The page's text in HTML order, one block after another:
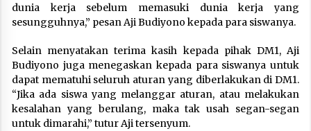
dunia kerja sebelum memasuki dunia kerja yang
sesungguhnya,” pesan Aji Budiyono kepada para siswanya.
Selain menyatakan terima kasih kepada pihak DM1, Aji
Budiyono juga menegaskan kepada para siswanya untuk
dapat mematuhi seluruh aturan yang diberlakukan di DM1.
“Jika ada siswa yang melanggar aturan, atau melakukan
kesalahan yang berulang, maka tak usah segan-segan
untuk dimarahi,” tutur Aji tersenyum.